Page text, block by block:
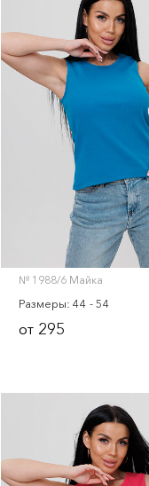
№ 1988/6 Майка
Размеры: 44 - 54
от295